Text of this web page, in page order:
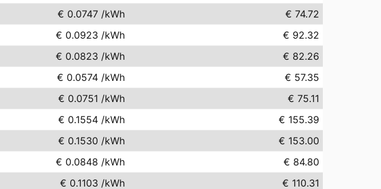
€ 0.0747 /kWh
€ 74.72
€ 0.0923 /kWh
€ 92.32
€ 0.0823 /kWh
€ 82.26
€ 0.0574 /kWh
€ 57.35
€ 0.0751 /kWh
€ 75.11
€ 0.1554 /kWh
€ 155.39
€ 0.1530 /kWh
€ 153.00
€ 0.0848 /kWh
€ 84.80
€ 0.1103 /kWh
€ 110.31